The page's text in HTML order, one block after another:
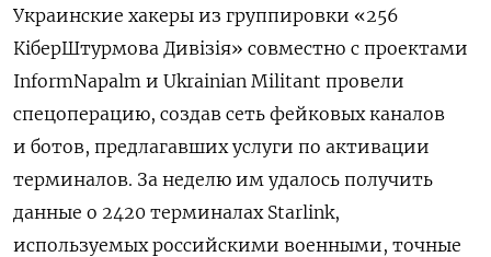
Украинские хакеры из группировки «256
КіберШтурмова Дивізія» совместно с проектами
InformNapalm и Ukrainian Militant провели
спецоперацию, создав сеть фейковых каналов
и ботов, предлагавших услуги по активации
терминалов. За неделю им удалось получить
данные о 2420 терминалах Starlink,
используемых российскими военными, точные